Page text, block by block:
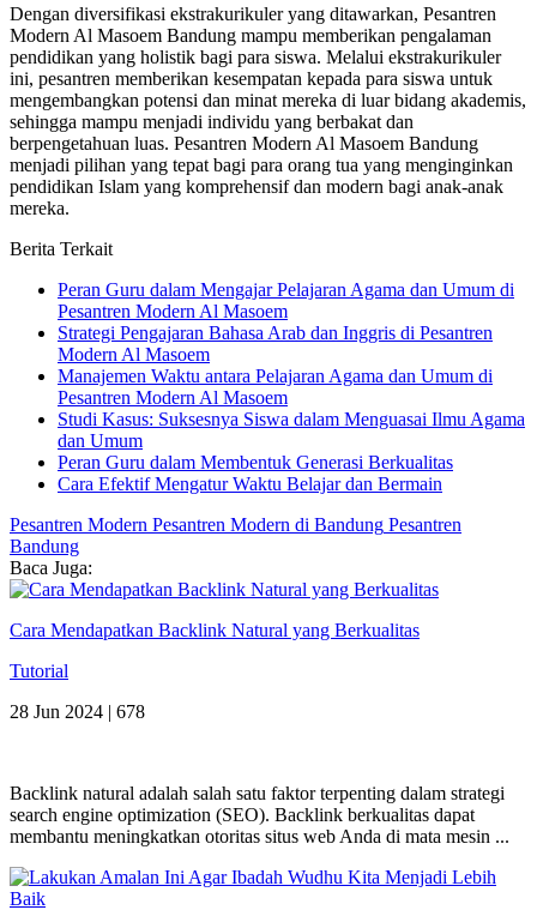
Dengan diversifikasi ekstrakurikuler yang ditawarkan, Pesantren
Modern Al Masoem Bandung mampu memberikan pengalaman
pendidikan yang holistik bagi para siswa. Melalui ekstrakurikuler
ini, pesantren memberikan kesempatan kepada para siswa untuk
mengembangkan potensi dan minat mereka di luar bidang akademis,
sehingga mampu menjadi individu yang berbakat dan
berpengetahuan luas. Pesantren Modern Al Masoem Bandung
menjadi pilihan yang tepat bagi para orang tua yang menginginkan
pendidikan Islam yang komprehensif dan modern bagi anak-anak
mereka.
Berita Terkait
Peran Guru dalam Mengajar Pelajaran Agama dan Umum di
Pesantren Modern Al Masoem
Strategi Pengajaran Bahasa Arab dan Inggris di Pesantren
Modern Al Masoem
Manajemen Waktu antara Pelajaran Agama dan Umum di
Pesantren Modern Al Masoem
Studi Kasus: Suksesnya Siswa dalam Menguasai Ilmu Agama
dan Umum
Peran Guru dalam Membentuk Generasi Berkualitas
Cara Efektif Mengatur Waktu Belajar dan Bermain
Pesantren Modern Pesantren Modern di Bandung Pesantren
Bandung
Baca Juga:
Cara Mendapatkan Backlink Natural yang Berkualitas
Tutorial
28 Jun 2024 | 678
Backlink natural adalah salah satu faktor terpenting dalam strategi
search engine optimization (SEO). Backlink berkualitas dapat
membantu meningkatkan otoritas situs web Anda di mata mesin ...